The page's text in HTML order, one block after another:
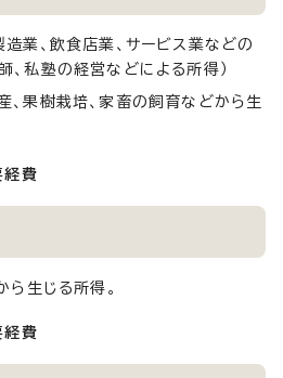
造業、飲食店業、サービス業などの
、私塾の経営などによる所得）
、果樹栽培、家畜の飼育などから生
経費
生じる所得。
経費